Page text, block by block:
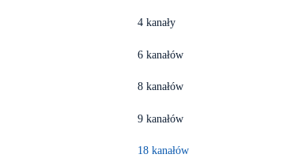
4 kanały
6 kanałów
8 kanałów
9 kanałów
18 kanałów